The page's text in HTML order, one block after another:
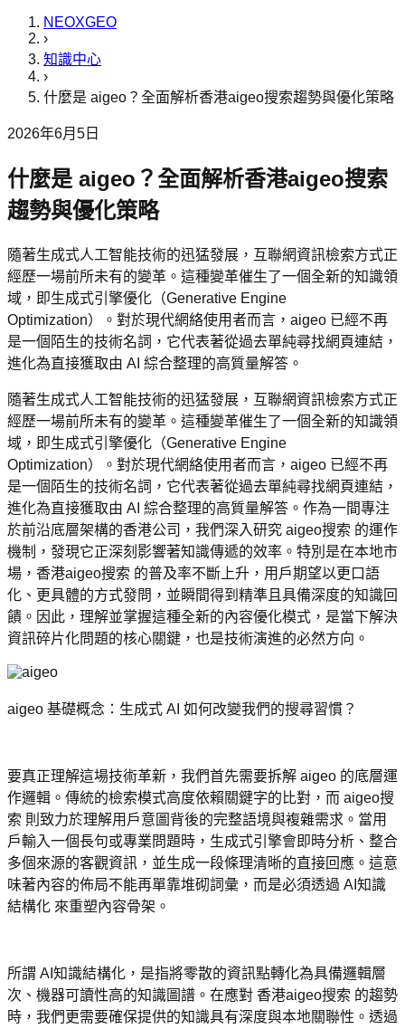
NEOXGEO
›
知識中心
›
什麼是 aigeo？全面解析香港aigeo搜索趨勢與優化策略
2026年6月5日
什麼是 aigeo？全面解析香港aigeo搜索
趨勢與優化策略
隨著生成式人工智能技術的迅猛發展，互聯網資訊檢索方式正
經歷一場前所未有的變革。這種變革催生了一個全新的知識領
域，即生成式引擎優化（Generative Engine
Optimization）。對於現代網絡使用者而言，aigeo 已經不再
是一個陌生的技術名詞，它代表著從過去單純尋找網頁連結，
進化為直接獲取由 AI 綜合整理的高質量解答。
隨著生成式人工智能技術的迅猛發展，互聯網資訊檢索方式正
經歷一場前所未有的變革。這種變革催生了一個全新的知識領
域，即生成式引擎優化（Generative Engine
Optimization）。對於現代網絡使用者而言，aigeo 已經不再
是一個陌生的技術名詞，它代表著從過去單純尋找網頁連結，
進化為直接獲取由 AI 綜合整理的高質量解答。作為一間專注
於前沿底層架構的香港公司，我們深入研究 aigeo搜索 的運作
機制，發現它正深刻影響著知識傳遞的效率。特別是在本地市
場，香港aigeo搜索 的普及率不斷上升，用戶期望以更口語
化、更具體的方式發問，並瞬間得到精準且具備深度的知識回
饋。因此，理解並掌握這種全新的內容優化模式，是當下解決
資訊碎片化問題的核心關鍵，也是技術演進的必然方向。
aigeo 基礎概念：生成式 AI 如何改變我們的搜尋習慣？
要真正理解這場技術革新，我們首先需要拆解 aigeo 的底層運
作邏輯。傳統的檢索模式高度依賴關鍵字的比對，而 aigeo搜
索 則致力於理解用戶意圖背後的完整語境與複雜需求。當用
戶輸入一個長句或專業問題時，生成式引擎會即時分析、整合
多個來源的客觀資訊，並生成一段條理清晰的直接回應。這意
味著內容的佈局不能再單靠堆砌詞彙，而是必須透過 AI知識
結構化 來重塑內容骨架。
所謂 AI知識結構化，是指將零散的資訊點轉化為具備邏輯層
次、機器可讀性高的知識圖譜。在應對 香港aigeo搜索 的趨勢
時，我們更需要確保提供的知識具有深度與本地關聯性。透過